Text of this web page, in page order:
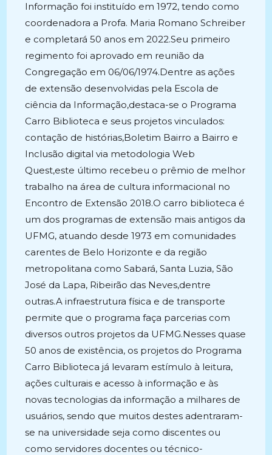
Informação foi instituído em 1972, tendo como
coordenadora a Profa. Maria Romano Schreiber
e completará 50 anos em 2022.Seu primeiro
regimento foi aprovado em reunião da
Congregação em 06/06/1974.Dentre as ações
de extensão desenvolvidas pela Escola de
ciência da Informação,destaca-se o Programa
Carro Biblioteca e seus projetos vinculados:
contação de histórias,Boletim Bairro a Bairro e
Inclusão digital via metodologia Web
Quest,este último recebeu o prêmio de melhor
trabalho na área de cultura informacional no
Encontro de Extensão 2018.O carro biblioteca é
um dos programas de extensão mais antigos da
UFMG, atuando desde 1973 em comunidades
carentes de Belo Horizonte e da região
metropolitana como Sabará, Santa Luzia, São
José da Lapa, Ribeirão das Neves,dentre
outras.A infraestrutura física e de transporte
permite que o programa faça parcerias com
diversos outros projetos da UFMG.Nesses quase
50 anos de existência, os projetos do Programa
Carro Biblioteca já levaram estímulo à leitura,
ações culturais e acesso à informação e às
novas tecnologias da informação a milhares de
usuários, sendo que muitos destes adentraram-
se na universidade seja como discentes ou
como servidores docentes ou técnico-